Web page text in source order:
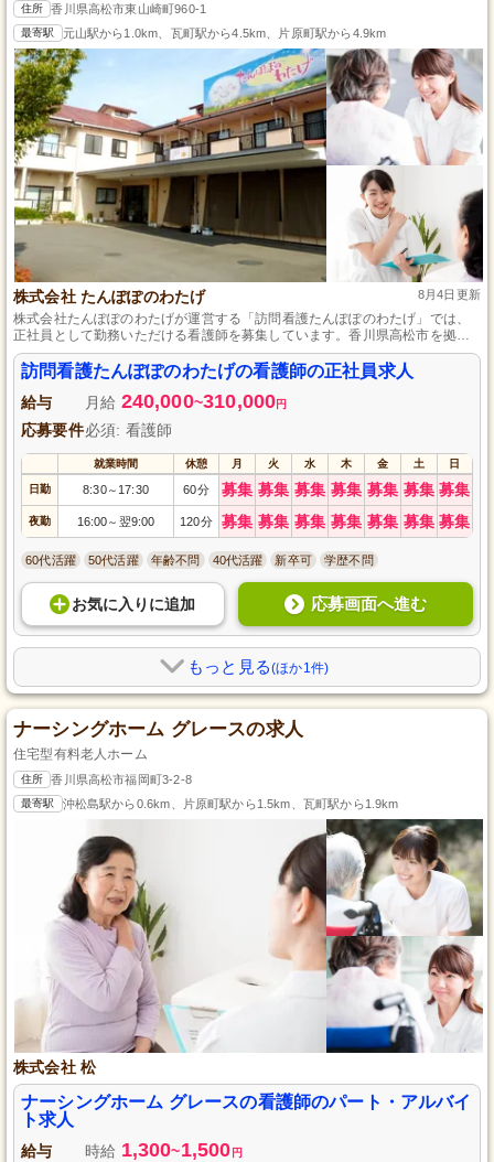
住所 香川県高松市東山崎町960-1
最寄駅 元山駅から1.0km、瓦町駅から4.5km、片原町駅から4.9km
株式会社 たんぽぽのわたげ 8月4日更新
株式会社たんぽぽのわたげが運営する「訪問看護たんぽぽのわたげ」では、
正社員として勤務いただける看護師を募集しています。香川県高松市を拠点
に、患者さま一人ひとりに寄り添ったケアを提供するやりがいのある仕事で
す。未経験者も歓迎し、サポート体制を整えています。健康で幸せな日常を
支えるチームの一員として活躍しませんか？詳細はお気軽にお問い合わせく
ださい。
訪問看護たんぽぽのわたげの看護師の正社員求人
給与 月給 240,000~310,000円
応募要件必須: 看護師
就業時間 休憩 月 火 水 木 金 土 日
日勤 8:30～ 17:30 60分 募集 募集 募集 募集 募集 募集 募集
夜勤 16:00～ 翌9:00 120分 募集 募集 募集 募集 募集 募集 募集
60代活躍 50代活躍 年齢不問 40代活躍 新卒可 学歴不問
お気に入り に追加 応募画面へ進む
もっと見る(ほか1件)
ナーシングホーム グレースの求人
住宅型有料老人ホーム
住所 香川県高松市福岡町3-2-8
最寄駅 沖松島駅から0.6km、片原町駅から1.5km、瓦町駅から1.9km
株式会社 松
ナーシングホーム グレースの看護師のパート・アルバイ
ト求人
給与 時給 1,300~1,500 円